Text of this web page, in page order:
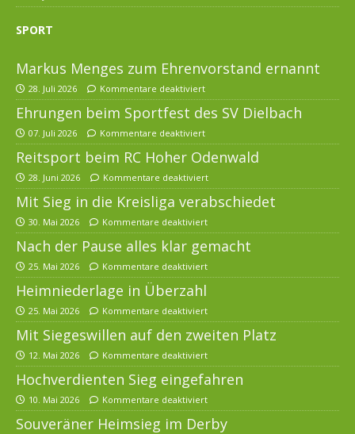
SPORT
Markus Menges zum Ehrenvorstand ernannt
28. Juli 2026 Kommentare deaktiviert
Ehrungen beim Sportfest des SV Dielbach
07. Juli 2026 Kommentare deaktiviert
Reitsport beim RC Hoher Odenwald
28. Juni 2026 Kommentare deaktiviert
Mit Sieg in die Kreisliga verabschiedet
30. Mai 2026 Kommentare deaktiviert
Nach der Pause alles klar gemacht
25. Mai 2026 Kommentare deaktiviert
Heimniederlage in Überzahl
25. Mai 2026 Kommentare deaktiviert
Mit Siegeswillen auf den zweiten Platz
12. Mai 2026 Kommentare deaktiviert
Hochverdienten Sieg eingefahren
10. Mai 2026 Kommentare deaktiviert
Souveräner Heimsieg im Derby